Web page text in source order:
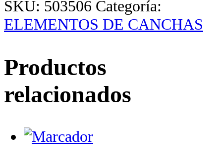
SKU: 503506 Categoría:
ELEMENTOS DE CANCHAS
Productos
relacionados